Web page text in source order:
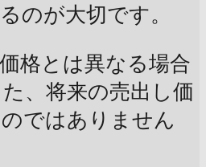
のが大切です。
格とは異なる場合
、将来の売出し価
ではありません